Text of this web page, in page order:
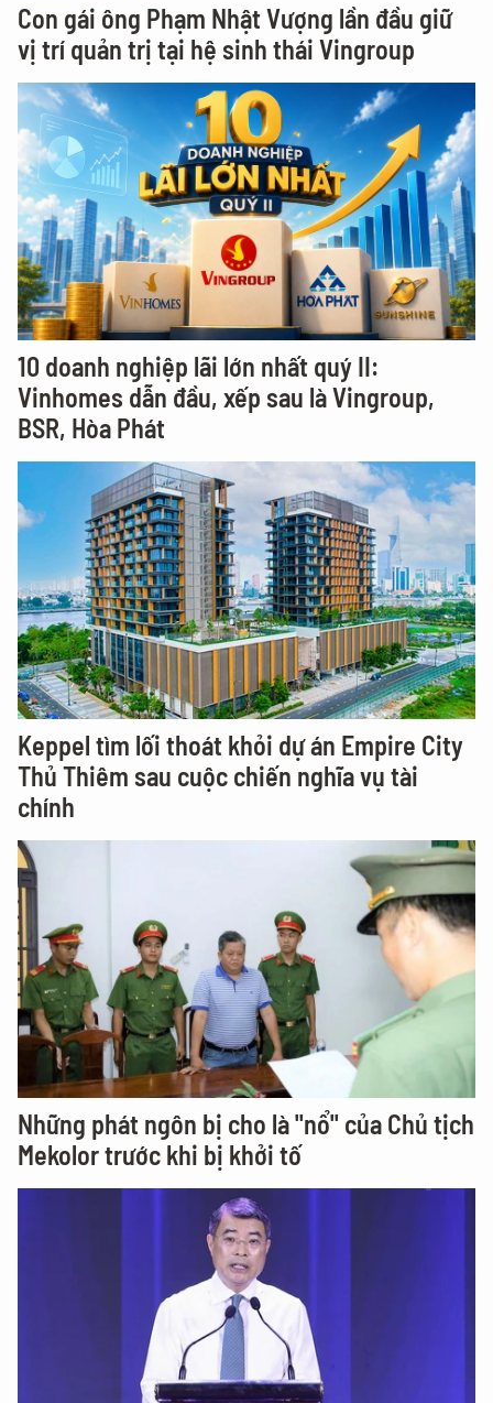
Con gái ông Phạm Nhật Vượng lần đầu giữ
vị trí quản trị tại hệ sinh thái Vingroup
10 doanh nghiệp lãi lớn nhất quý II:
Vinhomes dẫn đầu, xếp sau là Vingroup,
BSR, Hòa Phát
Keppel tìm lối thoát khỏi dự án Empire City
Thủ Thiêm sau cuộc chiến nghĩa vụ tài
chính
Những phát ngôn bị cho là "nổ" của Chủ tịch
Mekolor trước khi bị khởi tố